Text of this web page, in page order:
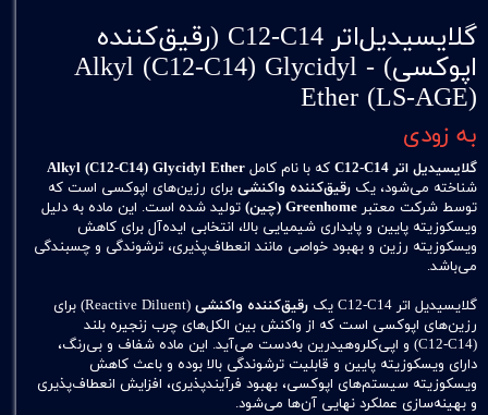
گلایسیدیل‌اتر C12‑C14 (رقیق‌کننده
اپوکسی) - Alkyl (C12‑C14) Glycidyl
Ether (LS‑AGE)
به زودی
گلایسیدیل اتر C12‑C14 که با نام کامل Alkyl (C12‑C14) Glycidyl Ether
شناخته می‌شود، یک رقیق‌کننده واکنشی برای رزین‌های اپوکسی است که
توسط شرکت معتبر Greenhome (چین)
تولید شده است. این ماده به دلیل
ویسکوزیته پایین و پایداری شیمیایی بالا، انتخابی ایده‌آل برای کاهش
ویسکوزیته رزین و بهبود خواصی مانند انعطاف‌پذیری، ترشوندگی و چسبندگی
می‌باشد.
گلایسیدیل اتر C12‑C14 یک
رقیق‌کننده واکنشی
(Reactive Diluent) برای
رزین‌های اپوکسی است که از واکنش بین الکل‌های چرب زنجیره بلند
(C12‑C14) و اپی‌کلروهیدرین به‌دست می‌آید. این ماده شفاف و بی‌رنگ،
دارای ویسکوزیته پایین و قابلیت ترشوندگی بالا بوده و باعث کاهش
ویسکوزیته سیستم‌های اپوکسی، بهبود فرآیند‌پذیری، افزایش انعطاف‌پذیری
و بهینه‌سازی عملکرد نهایی آن‌ها می‌شود.